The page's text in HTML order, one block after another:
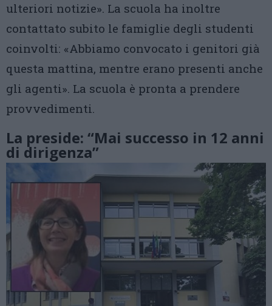
ulteriori notizie». La scuola ha inoltre
contattato subito le famiglie degli studenti
coinvolti: «Abbiamo convocato i genitori già
questa mattina, mentre erano presenti anche
gli agenti». La scuola è pronta a prendere
provvedimenti.
La preside: “Mai successo in 12 anni
di dirigenza”